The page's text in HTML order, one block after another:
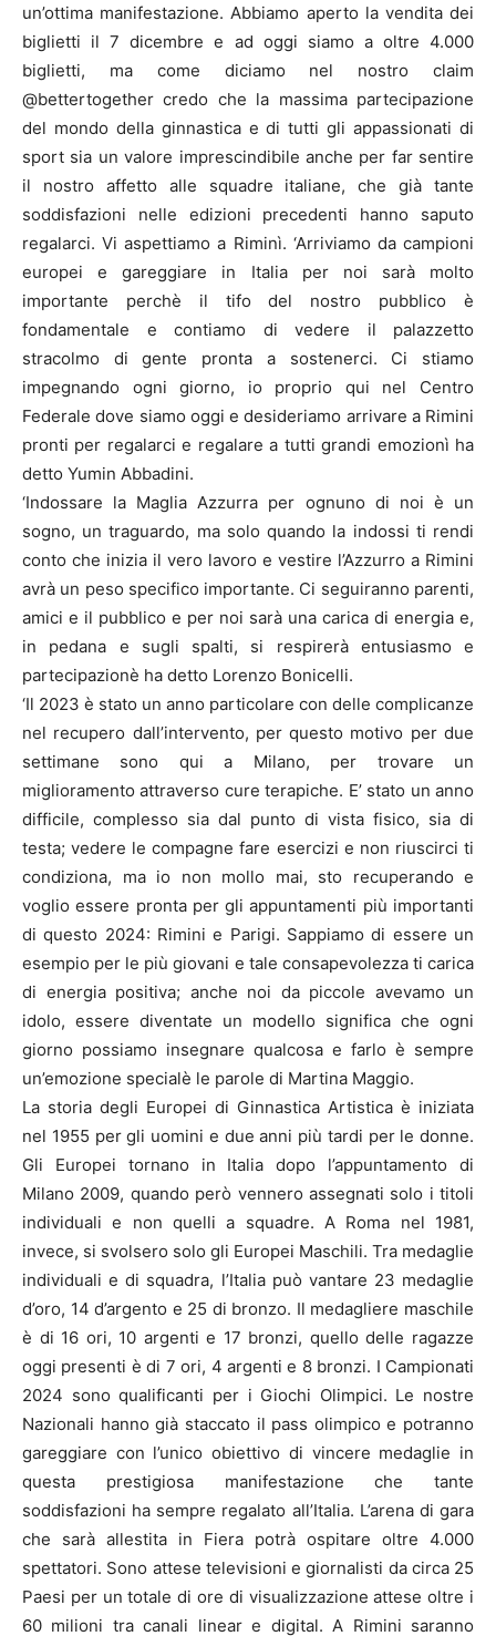
un’ottima manifestazione. Abbiamo aperto la vendita dei
biglietti il 7 dicembre e ad oggi siamo a oltre 4.000
biglietti, ma come diciamo nel nostro claim
@bettertogether credo che la massima partecipazione
del mondo della ginnastica e di tutti gli appassionati di
sport sia un valore imprescindibile anche per far sentire
il nostro affetto alle squadre italiane, che già tante
soddisfazioni nelle edizioni precedenti hanno saputo
regalarci. Vi aspettiamo a Riminì. ‘Arriviamo da campioni
europei e gareggiare in Italia per noi sarà molto
importante perchè il tifo del nostro pubblico è
fondamentale e contiamo di vedere il palazzetto
stracolmo di gente pronta a sostenerci. Ci stiamo
impegnando ogni giorno, io proprio qui nel Centro
Federale dove siamo oggi e desideriamo arrivare a Rimini
pronti per regalarci e regalare a tutti grandi emozionì ha
detto Yumin Abbadini.
‘Indossare la Maglia Azzurra per ognuno di noi è un
sogno, un traguardo, ma solo quando la indossi ti rendi
conto che inizia il vero lavoro e vestire l’Azzurro a Rimini
avrà un peso specifico importante. Ci seguiranno parenti,
amici e il pubblico e per noi sarà una carica di energia e,
in pedana e sugli spalti, si respirerà entusiasmo e
partecipazionè ha detto Lorenzo Bonicelli.
‘Il 2023 è stato un anno particolare con delle complicanze
nel recupero dall’intervento, per questo motivo per due
settimane sono qui a Milano, per trovare un
miglioramento attraverso cure terapiche. E’ stato un anno
difficile, complesso sia dal punto di vista fisico, sia di
testa; vedere le compagne fare esercizi e non riuscirci ti
condiziona, ma io non mollo mai, sto recuperando e
voglio essere pronta per gli appuntamenti più importanti
di questo 2024: Rimini e Parigi. Sappiamo di essere un
esempio per le più giovani e tale consapevolezza ti carica
di energia positiva; anche noi da piccole avevamo un
idolo, essere diventate un modello significa che ogni
giorno possiamo insegnare qualcosa e farlo è sempre
un’emozione specialè le parole di Martina Maggio.
La storia degli Europei di Ginnastica Artistica è iniziata
nel 1955 per gli uomini e due anni più tardi per le donne.
Gli Europei tornano in Italia dopo l’appuntamento di
Milano 2009, quando però vennero assegnati solo i titoli
individuali e non quelli a squadre. A Roma nel 1981,
invece, si svolsero solo gli Europei Maschili. Tra medaglie
individuali e di squadra, l’Italia può vantare 23 medaglie
d’oro, 14 d’argento e 25 di bronzo. Il medagliere maschile
è di 16 ori, 10 argenti e 17 bronzi, quello delle ragazze
oggi presenti è di 7 ori, 4 argenti e 8 bronzi. I Campionati
2024 sono qualificanti per i Giochi Olimpici. Le nostre
Nazionali hanno già staccato il pass olimpico e potranno
gareggiare con l’unico obiettivo di vincere medaglie in
questa prestigiosa manifestazione che tante
soddisfazioni ha sempre regalato all’Italia. L’arena di gara
che sarà allestita in Fiera potrà ospitare oltre 4.000
spettatori. Sono attese televisioni e giornalisti da circa 25
Paesi per un totale di ore di visualizzazione attese oltre i
60 milioni tra canali linear e digital. A Rimini saranno